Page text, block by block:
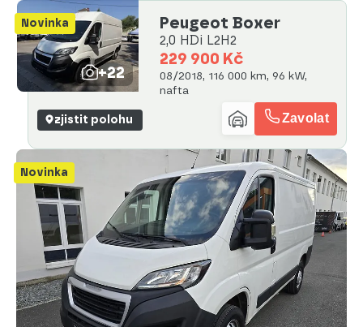
Novinka
+22
Peugeot Boxer
2,0 HDi L2H2
229 900 Kč
08/2018, 116 000 km, 96 kW,
nafta
zjistit polohu Zavolat
Novinka